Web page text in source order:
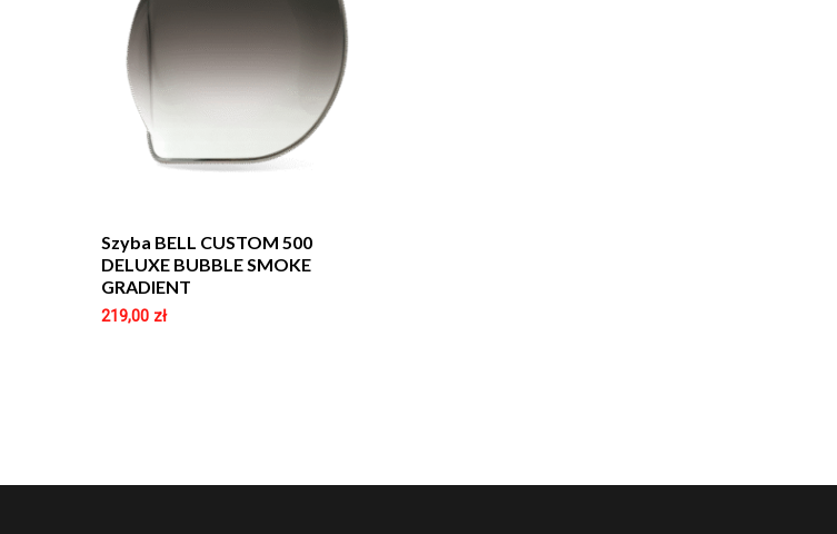
Szyba BELL CUSTOM 500
DELUXE BUBBLE SMOKE
GRADIENT
219,00 zł